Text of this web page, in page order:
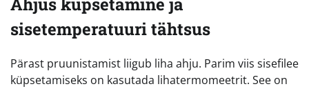
sisetemperatuuri tähtsus
Pärast pruunistamist liigub liha ahju. Parim viis sisefilee
küpsetamiseks on kasutada lihatermomeetrit. See on